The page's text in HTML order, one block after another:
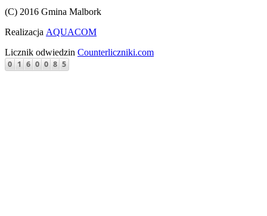
(C) 2016 Gmina Malbork
Realizacja AQUACOM
Licznik odwiedzin Counterliczniki.com